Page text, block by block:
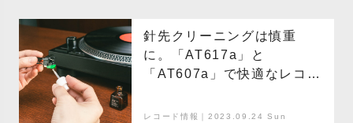
針先クリーニングは慎重
に。「AT617a」と
「AT607a」で快適なレコー
レコード情報｜2023.09.24 Sun